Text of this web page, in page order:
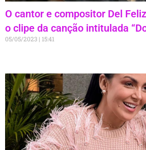
O cantor e compositor Del
o clipe da canção intitulada
05/05/2023 15:41